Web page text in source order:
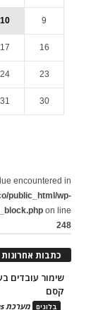
9
10
16
17
23
24
30
31
encountered in
public_html/wp-
on line
248
כתבות אחרונות
קסם
בלוגים מערכת HRus